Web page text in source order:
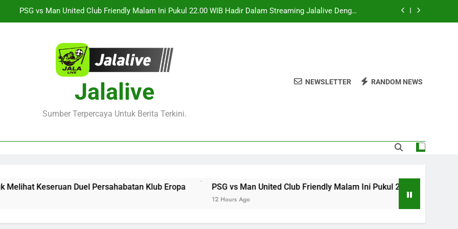
PSG vs Man United Club Friendly Malam Ini Pukul 22.00 WIB Hadir Dalam Streaming Jalalive Dengan
Jalalive Aston Villa vs Bayern Club Friendly Malam Ini Pukul 19.00 WIB Menghadirkan Informasi Lengkap
Duel Persahabatan Internasional Yang Dinantikan Penggemar Sepak Bola
Saksikan Streaming Barcelona vs Nottingham Forest Club Friendly Dini Hari Ini Pukul 02.00 WIB Bersama
Jalalive Untuk Melihat Keseruan Duel Persahabatan Klub Eropa
PSG vs Man United Club Friendly Malam Ini Pukul 22.00 WIB Hadir Dalam Streaming Jalalive Dengan
Jalalive
Sumber Terpercaya Untuk Berita Terkini.
NEWSLETTER RANDOM NEWS
Duel Persahabatan Klub Eropa PSG vs Man United Club Friendly Malam Ini Pukul 22.00 WIB Hadir
12 Hours Ago